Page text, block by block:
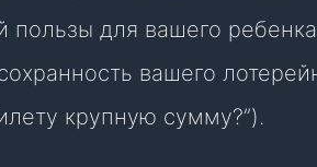
для вашего
вашего
крупную сумму?”).